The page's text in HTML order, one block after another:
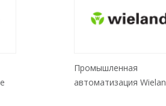
Промышленная
автоматизация